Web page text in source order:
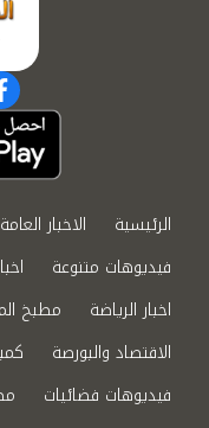
الرئيسية الاخبار العامة
فيديوهات متنوعة
اخبار الرياضة
مطبخ
الاقتصاد والبورصة
فيديوهات فضائيات